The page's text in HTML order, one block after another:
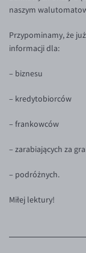
Inne pary
BGN/PLN
HUF/PLN
ILS/PLN
RON/PLN
Aplikacja mobilna
Pomoc
Wymiana walut
Banki i
Poradnik
Kontakt
Dla mediów
PL
naszym
Przypominamy, że
informacji dla:
– biznesu
– kredytobiorców
– frankowców
– zarabiających za
– podróżnych.
Miłej lektury!